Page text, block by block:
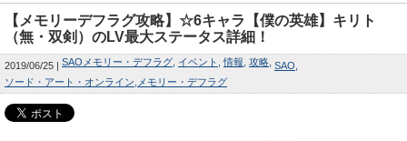
【メモリーデフラグ攻略】☆6キャラ【僕の英雄】キリト
（無・双剣）のLV最大ステータス詳細！
2019/06/25 SAOメモリー・デフラグ イベント 情報 攻略 SAO
ソード・アート・オンライン メモリー・デフラグ